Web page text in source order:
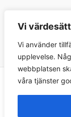
Vi
Vi använder
upplevelse.
webbplatsen
våra tjänster